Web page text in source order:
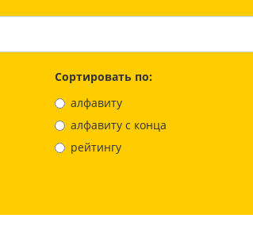
Сортировать по:
алфавиту
aлфавиту с конца
рейтингу